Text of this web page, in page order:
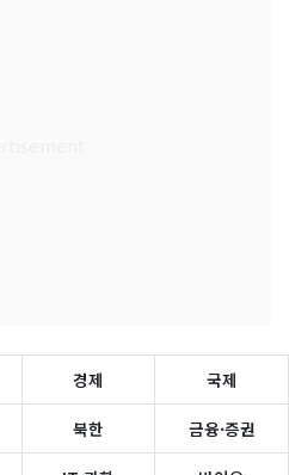
경제 국제
북한 금융·증권